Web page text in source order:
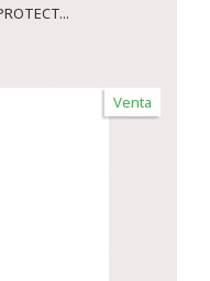
Venta